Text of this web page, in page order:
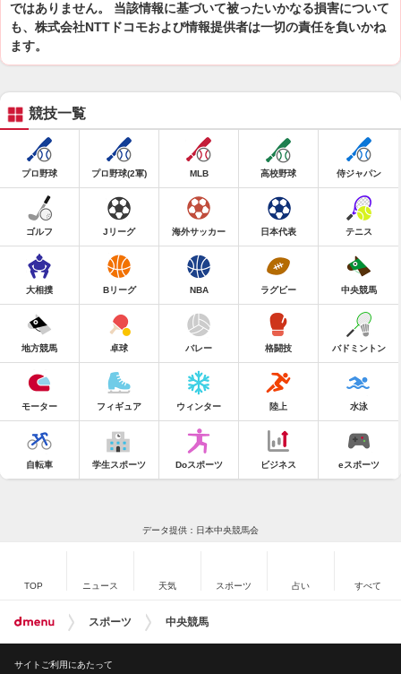
ではありません。 当該情報に基づいて被ったいかなる損害について
も、株式会社NTTドコモおよび情報提供者は一切の責任を負いかね
ます。
競技一覧
プロ野球 プロ野球(2軍) MLB 高校野球 侍ジャパン
ゴルフ Jリーグ 海外サッカー 日本代表 テニス
大相撲 Bリーグ NBA ラグビー 中央競馬
地方競馬 卓球 バレー 格闘技 バドミントン
モーター フィギュア ウィンター 陸上 水泳
自転車 学生スポーツ Doスポーツ ビジネス eスポーツ
データ提供：日本中央競馬会
TOP ニュース 天気 スポーツ 占い すべて
スポーツ 中央競馬
サイトご利用にあたって